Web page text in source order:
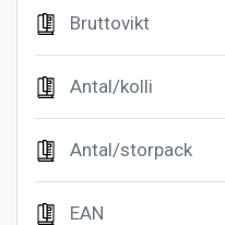
Bruttovikt
Antal/kolli
Antal/storpack
EAN